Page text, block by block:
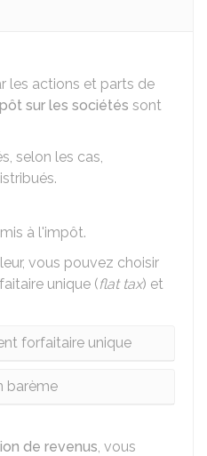
les actions et parts de
sur les sociétés sont
selon les cas,
à l'impôt.
vous pouvez choisir
unique (flat tax) et
forfaitaire unique
barème
de revenus, vous